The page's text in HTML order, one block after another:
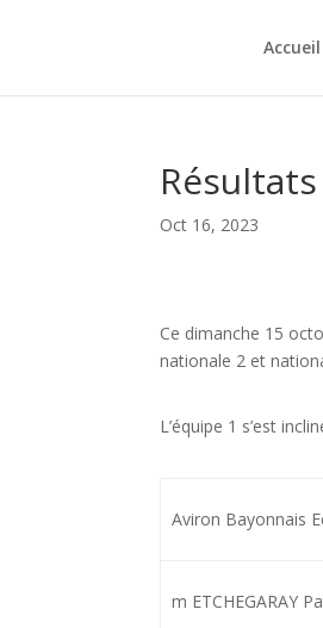
Accueil
Oct 16, 2023
Ce dimanche 15
nationale 2 et
L’équipe 1 s’est
Aviron Bayonnais
m ETCHEGARAY